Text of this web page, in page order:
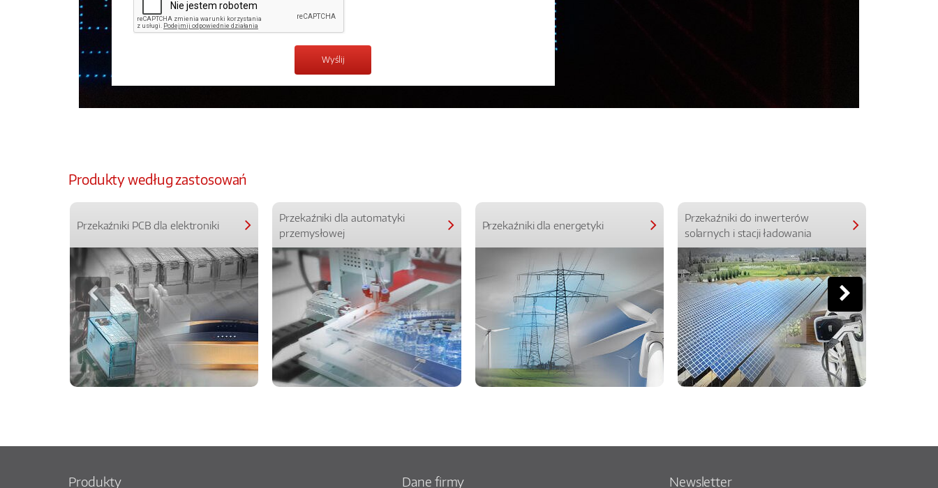
Produkty według zastosowań
Przekaźniki PCB dla elektroniki
Przekaźniki dla automatyki
przemysłowej
Przekaźniki dla energetyki
Przekaźniki do inwerterów
solarnych i stacji ładowania
Produkty Dane firmy Newsletter